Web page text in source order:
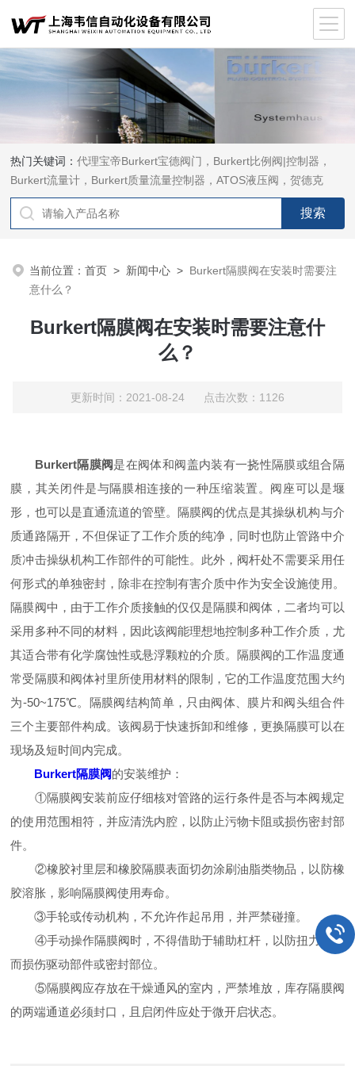
热门关键词：代理宝帝Burkert宝德阀门，Burkert比例阀|控制器，
Burkert流量计，Burkert质量流量控制器，ATOS液压阀，贺德克
HYDAC传感器，ASCO电磁阀，ASCO阀门，REXROTH力士乐阀
泵，安沃驰Aventics电磁阀|气缸，Samson萨姆森定位器
当前位置：首页 > 新闻中心 > Burkert隔膜阀在安装时需要注
意什么？
Burkert隔膜阀在安装时需要注意什
么？
更新时间：2021-08-24 点击次数：1126
Burkert隔膜阀是在阀体和阀盖内装有一挠性隔膜或组合隔
膜，其关闭件是与隔膜相连接的一种压缩装置。阀座可以是堰
形，也可以是直通流道的管壁。隔膜阀的优点是其操纵机构与介
质通路隔开，不但保证了工作介质的纯净，同时也防止管路中介
质冲击操纵机构工作部件的可能性。此外，阀杆处不需要采用任
何形式的单独密封，除非在控制有害介质中作为安全设施使用。
隔膜阀中，由于工作介质接触的仅仅是隔膜和阀体，二者均可以
采用多种不同的材料，因此该阀能理想地控制多种工作介质，尤
其适合带有化学腐蚀性或悬浮颗粒的介质。隔膜阀的工作温度通
常受隔膜和阀体衬里所使用材料的限制，它的工作温度范围大约
为-50~175℃。隔膜阀结构简单，只由阀体、膜片和阀头组合件
三个主要部件构成。该阀易于快速拆卸和维修，更换隔膜可以在
现场及短时间内完成。
Burkert隔膜阀的安装维护：
①隔膜阀安装前应仔细核对管路的运行条件是否与本阀规定
的使用范围相符，并应清洗内腔，以防止污物卡阻或损伤密封部
件。
②橡胶衬里层和橡胶隔膜表面切勿涂刷油脂类物品，以防橡
胶溶胀，影响隔膜阀使用寿命。
③手轮或传动机构，不允许作起吊用，并严禁碰撞。
④手动操作隔膜阀时，不得借助于辅助杠杆，以防扭力过大
而损伤驱动部件或密封部位。
⑤隔膜阀应存放在干燥通风的室内，严禁堆放，库存隔膜阀
的两端通道必须封口，且启闭件应处于微开启状态。